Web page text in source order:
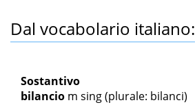
Dal vocabolario italiano:
Sostantivo
bilancio m sing(plurale: bilanci)